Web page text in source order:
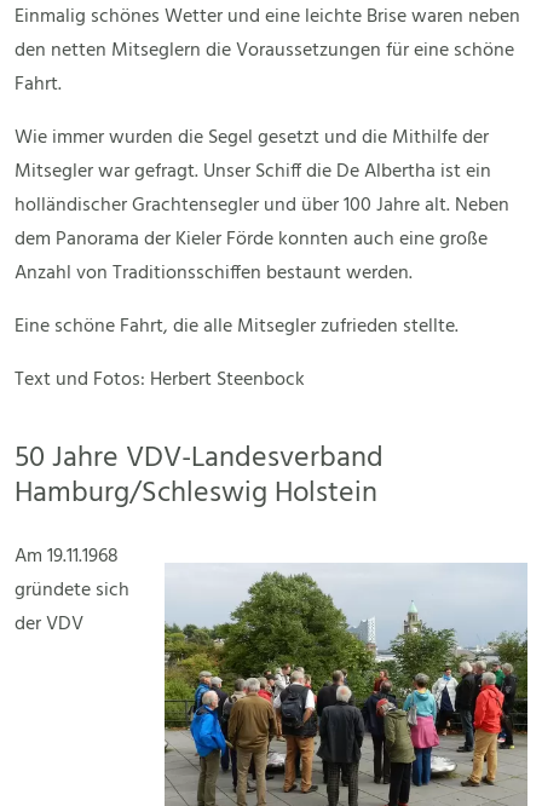
Einmalig schönes Wetter und eine leichte Brise waren neben
den netten Mitseglern die Voraussetzungen für eine schöne
Fahrt.
Wie immer wurden die Segel gesetzt und die Mithilfe der
Mitsegler war gefragt. Unser Schiff die De Albertha ist ein
holländischer Grachtensegler und über 100 Jahre alt. Neben
dem Panorama der Kieler Förde konnten auch eine große
Anzahl von Traditionsschiffen bestaunt werden.
Eine schöne Fahrt, die alle Mitsegler zufrieden stellte.
Text und Fotos: Herbert Steenbock
50 Jahre VDV-Landesverband
Hamburg/Schleswig Holstein
Am 19.11.1968
gründete sich
der VDV